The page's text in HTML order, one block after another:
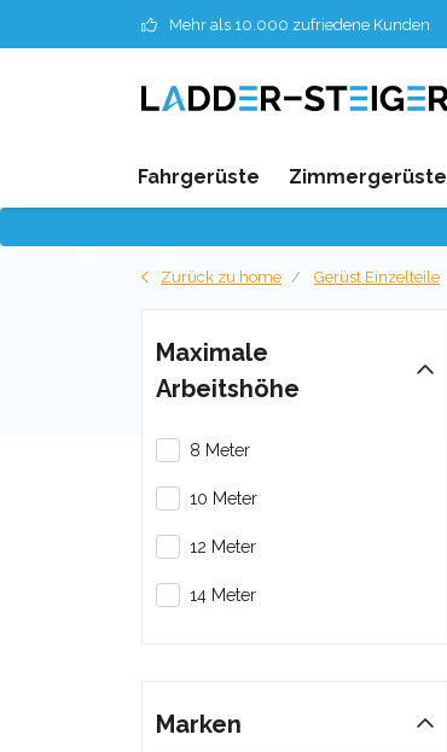
Mehr als 10.000 zufriedene Kunden
Fahrgerüste Zimmergerüste
Zurück zu home Gerüst Einzelteile
Maximale
Arbeitshöhe
8 Meter
10 Meter
12 Meter
14 Meter
Marken